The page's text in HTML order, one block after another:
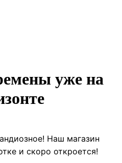
уже на
Наш магазин
и скоро откроется!